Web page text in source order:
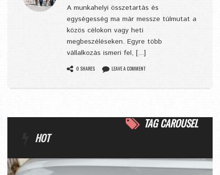
A munkahelyi összetartás és
egységesség ma már messze túlmutat a
közös célokon vagy heti
megbeszéléseken. Egyre több
vállalkozás ismeri fel, [...]
0 SHARES LEAVE A COMMENT
TAG CAROUSEL
HOT